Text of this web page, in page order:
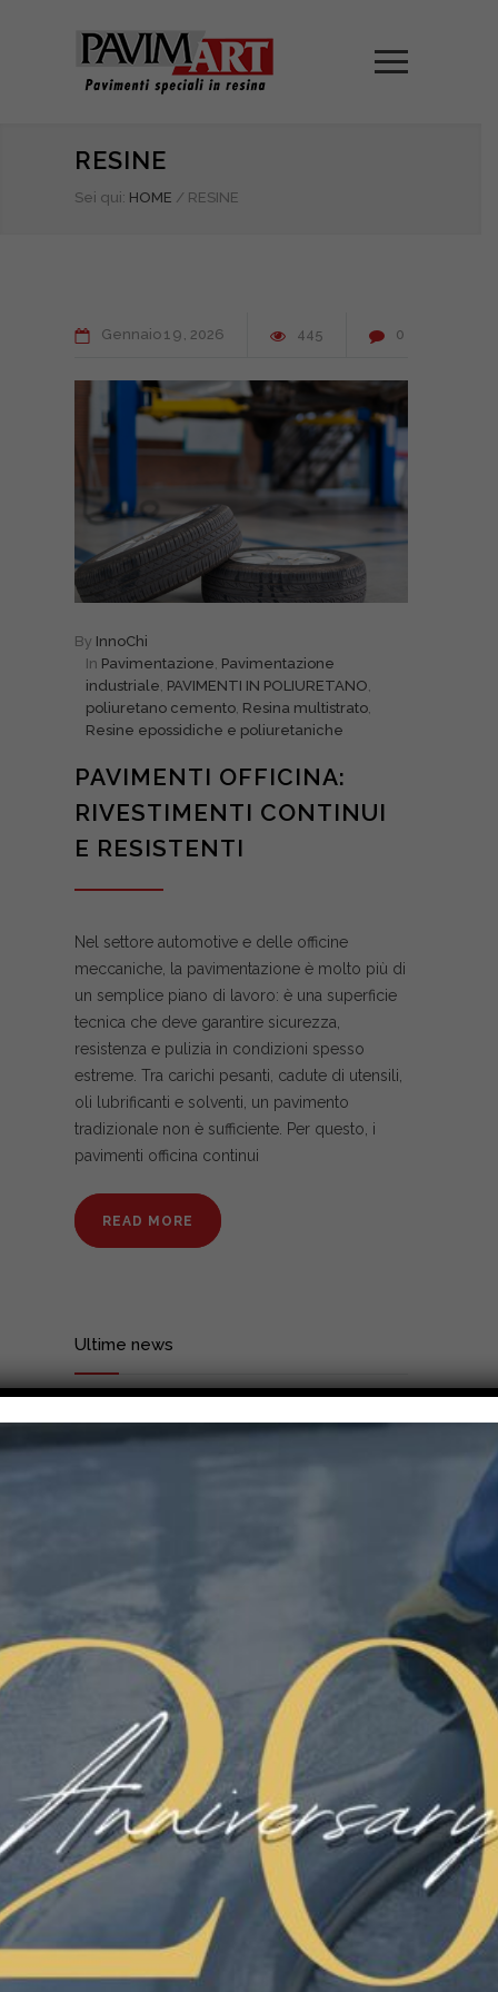
RESINE
Sei qui: HOME / RESINE
Gennaio 19 2026 445 0
By InnoChi
In Pavimentazione Pavimentazione
industriale PAVIMENTI IN POLIURETANO
poliuretano cemento, Resina multistrato,
Resine epossidiche e poliuretaniche
PAVIMENTI OFFICINA:
RIVESTIMENTI CONTINUI
E RESISTENTI
Nel settore automotive e delle officine
meccaniche, la pavimentazione è molto più di
un semplice piano di lavoro: è una superficie
tecnica che deve garantire sicurezza,
resistenza e pulizia in condizioni spesso
estreme. Tra carichi pesanti, cadute di utensili,
oli lubrificanti e solventi, un pavimento
tradizionale non è sufficiente. Per questo, i
pavimenti officina continui
READ MORE
Ultime news
Pavimenti officina: rivestimenti
CERTIFICATO HACCP FLOORING
LINATE AEREOPORTO MICROCEMENTI
NEWS PARCHEGGI E RAMPE
PAVIMART PAVIMENTAZIONE
PAVIMENTAZIONE INDUSTRIALE
PAVIMENTAZIONI CIVILI
PAVIMENTI ANTISCIVOLO